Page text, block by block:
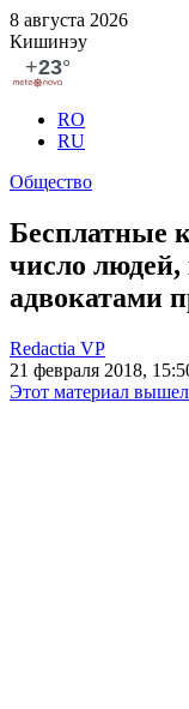
8 августа 2026
Кишинэу
RO
RU
Общество
Бесплатные
число людей,
адвокатами
Redactia VP
21 февраля 2018,
Этот материал